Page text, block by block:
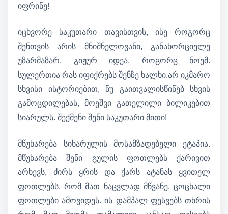
იფრინე!
იცხვორე საკუთარი თავისთვის, ისე როგორც
შენთვის არის მნიშნელოვანი, განახორციელე
უზარმაზარ, გიჟურ იდეა, როგორც ნოემ.
სულერთია რას იფიქრებს შენზე ხალხი.არ იკმარო
სხვისი ისტორიებით, ნუ გაითვალისწინებ სხვის
გამოცდილებას, მოეშვი გათელილი ბილიკებით
სიარულს. შექმენი შენი საკუთარი მითი!
მწუხარება სიხარულის მოსამზადებელი ეტაპია.
მწუხარება შენი გულის ფოთლებს ქარივით
არხევს, ძირს ყრის და ქარს ატანას ყვითელ
ფოთლებს, რომ მათ ნაცვლად მწვანე, ცოცხალი
ფოთლები ამოვიდეს. ის დამპალ ფესვებს თხრის